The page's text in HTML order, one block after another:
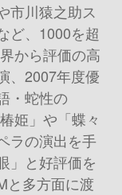
市川猿之助ス
ど、1000を超
から評価の高
、2007年度優
・蛇性の
姫」や「蝶々
ラの演出を手
」と好評価を
と多方面に渡